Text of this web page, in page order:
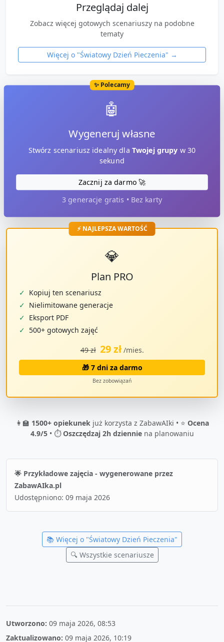
Przeglądaj dalej
Zobacz więcej gotowych scenariuszy na podobne
tematy
Więcej o "Światowy Dzień Pieczenia" →
✨ Polecamy
🤖
Wygeneruj własne
Stwórz scenariusz idealny dla Twojej grupy w 30
sekund
Zacznij za darmo 🚀
3 generacje gratis • Bez karty
⚡ NAJLEPSZA WARTOŚĆ
💎
Plan PRO
✓ Kopiuj ten scenariusz
✓ Nielimitowane generacje
✓ Eksport PDF
✓ 500+ gotowych zajęć
49 zł 29 zł /mies.
🎁 7 dni za darmo
Bez zobowiązań
👩‍🏫 1500+ opiekunekjuż korzysta z ZabawAIki • ⭐ Ocena
4.9/5• ⏱️Oszczędzaj 2h dzienniena planowaniu
🌟 Przykładowe zajęcia - wygenerowane przez
ZabawAIka.pl
Udostępniono: 09 maja 2026
📚 Więcej o "Światowy Dzień Pieczenia"
🔍 Wszystkie scenariusze
Utworzono: 09 maja 2026, 08:53
Zaktualizowano: 09 maja 2026, 10:19